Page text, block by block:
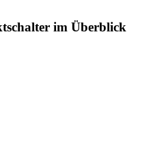
im Überblick